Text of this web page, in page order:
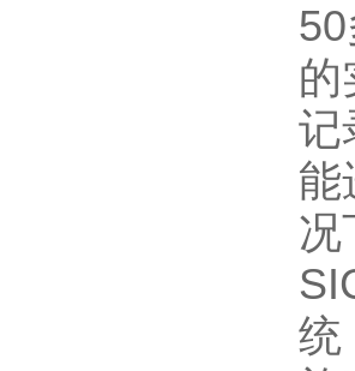
的
记
能
况
统